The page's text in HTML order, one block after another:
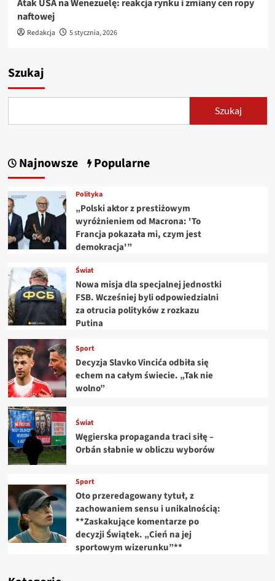
Atak USA na Wenezuelę: reakcja rynku i zmiany cen ropy
naftowej
Redakcja 5 stycznia, 2026
Szukaj
Szukaj
Najnowsze Popularne
Polityka
„Polski aktor z prestiżowym
wyróżnieniem od Macrona: 'To
Francja pokazała mi, czym jest
demokracja'”
Świat
Nowa misja dla specjalnej jednostki
FSB. Wcześniej byli odpowiedzialni
za otrucia polityków z rozkazu
Putina
Sport
Decyzja Slavko Vincića odbiła się
echem na całym świecie. „Tak nie
wolno”
Świat
Węgierska propaganda traci siłę –
Orbán słabnie w obliczu wyborów
Sport
Oto przeredagowany tytuł, z
zachowaniem sensu i unikalnością:
**Zaskakujące komentarze po
decyzji Świątek. „Cień na jej
sportowym wizerunku”**